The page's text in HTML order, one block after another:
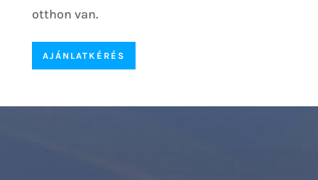
otthon van.
AJÁNLATKÉRÉS